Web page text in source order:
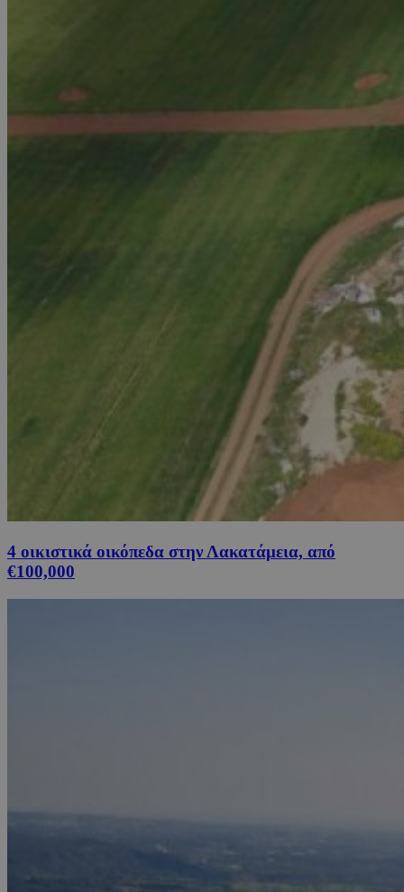
4 οικιστικά οικόπεδα στην Λακατάμεια, από
€100,000